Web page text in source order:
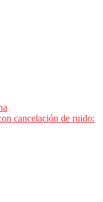
cancelación de ruido: